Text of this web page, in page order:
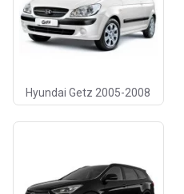
Hyundai Getz 2005-2008